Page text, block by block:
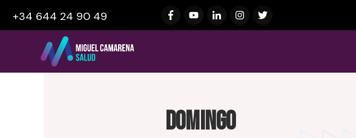
+34 644 24 90 49
Domingo